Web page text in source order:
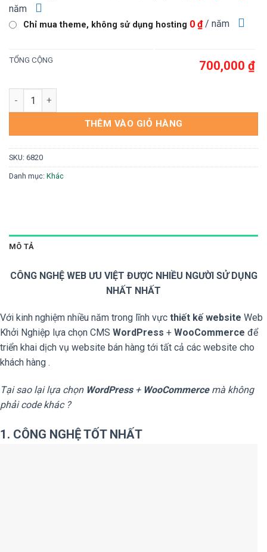
năm
Chỉ mua theme, không sử dụng hosting 0 ₫ / năm
TỔNG CỘNG 700,000 ₫
Mẫu website Trung tâm tiếng anh 03 số lượng
THÊM VÀO GIỎ HÀNG
SKU: 6820
Danh mục: Khác
MÔ TẢ
CÔNG NGHỆ WEB ƯU VIỆT ĐƯỢC NHIỀU NGƯỜI SỬ DỤNG
NHẤT NHẤT
Với kinh nghiệm nhiều năm trong lĩnh vực thiết kế website Web
Khởi Nghiệp lựa chọn CMS WordPress + WooCommerce để
triển khai dịch vụ website bán hàng tới tất cả các website cho
khách hàng .
Tại sao lại lựa chọn WordPress+ WooCommercemà không
phải code khác ?
1. CÔNG NGHỆ TỐT NHẤT